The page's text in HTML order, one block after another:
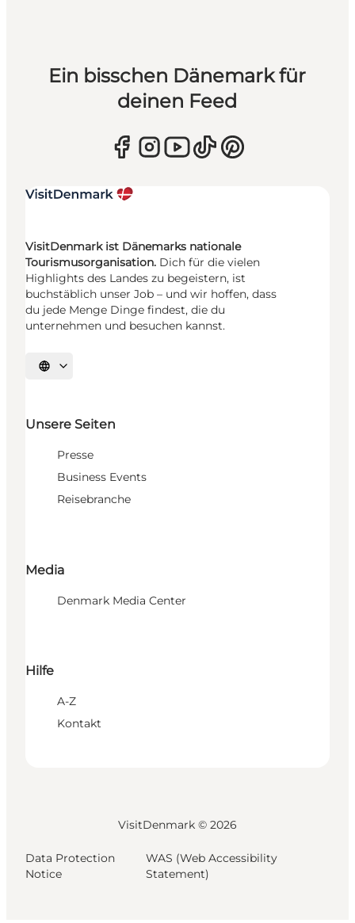
Ein bisschen Dänemark für
deinen Feed
VisitDenmark ist Dänemarks nationale
Tourismusorganisation. Dich für die vielen
Highlights des Landes zu begeistern, ist
buchstäblich unser Job – und wir hoffen, dass
du jede Menge Dinge findest, die du
unternehmen und besuchen kannst.
Sprache auswählen
Unsere Seiten
Presse
Business Events
Reisebranche
Media
Denmark Media Center
Hilfe
A-Z
Kontakt
VisitDenmark © 2026
Data Protection
Notice
WAS (Web Accessibility
Statement)